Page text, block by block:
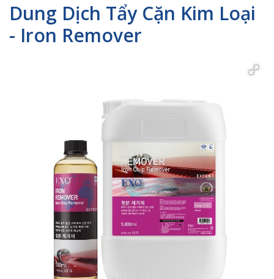
Dung Dịch Tẩy Cặn Kim Loại
- Iron Remover